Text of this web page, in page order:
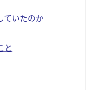
ていたのか
と